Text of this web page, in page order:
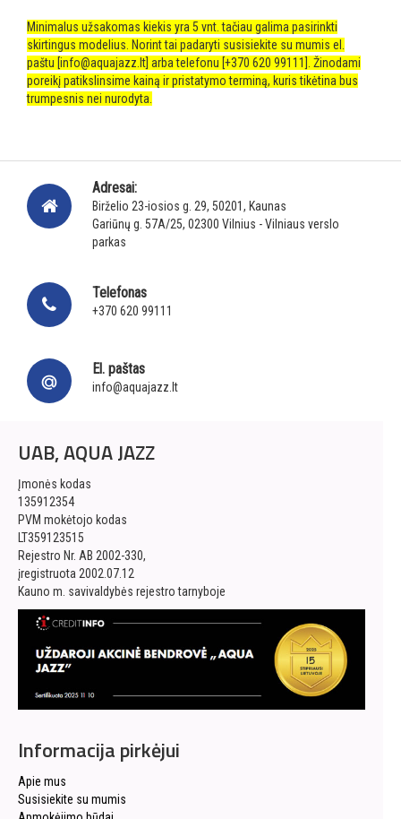
Minimalus užsakomas kiekis yra 5 vnt. tačiau galima pasirinkti
skirtingus modelius. Norint tai padaryti susisiekite su mumis el.
paštu [info@aquajazz.lt ] arba telefonu [+370 620 99111]. Žinodami
poreikį patikslinsime kainą ir pristatymo terminą, kuris tikėtina bus
trumpesnis nei nurodyta.
Adresai:
Birželio 23-iosios g. 29, 50201, Kaunas
Gariūnų g. 57A/25, 02300 Vilnius - Vilniaus verslo
parkas
Telefonas
+370 620 99111
El. paštas
info@aquajazz.lt
UAB, AQUA JAZZ
Įmonės kodas
135912354
PVM mokėtojo kodas
LT359123515
Rejestro Nr. AB 2002-330,
įregistruota 2002.07.12
Kauno m. savivaldybės rejestro tarnyboje
Informacija pirkėjui
Apie mus
Susisiekite su mumis